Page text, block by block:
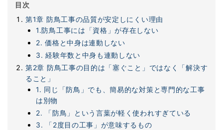
目次
第1章 防鳥工事の品質が安定しにくい理由
1.防鳥工事には「資格」が存在しない
2. 価格と中身は連動しない
3. 経験年数と中身も連動しない
第2章 防鳥工事の目的は「塞ぐこと」ではなく「解決す
ること」
1. 同じ「防鳥」でも、簡易的な対策と専門的な工事
は別物
2. 「防鳥」という言葉が軽く使われすぎている
3. 「2度目の工事」が意味するもの